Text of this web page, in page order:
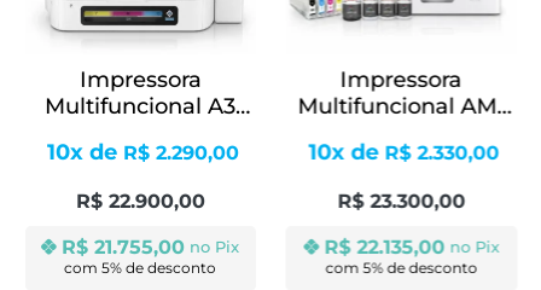
Impressora
Multifuncional A3
Ink
R$22.900,00
10x de R$2.290,00
R$21.755,00 no Pix
Impressora
Multifuncional AM-
Kit de Cartuchos
Recarregáveis
R$23.300,00
10x de R$2.330,00
R$22.135,00 no Pix